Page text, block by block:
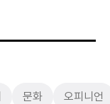
문화 오피니언